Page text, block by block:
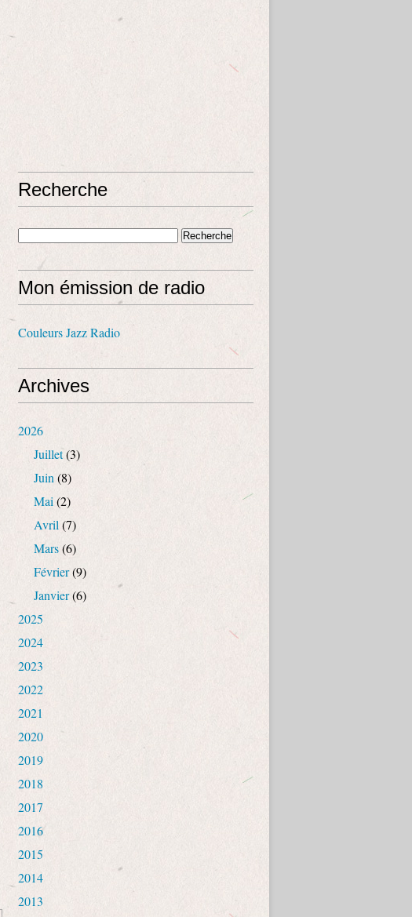
Recherche
Mon émission de radio
Couleurs Jazz Radio
Archives
2026
Juillet(3)
Juin (8)
Mai (2)
Avril (7)
Mars(6)
Février(9)
Janvier(6)
2025
2024
2023
2022
2021
2020
2019
2018
2017
2016
2015
2014
2013